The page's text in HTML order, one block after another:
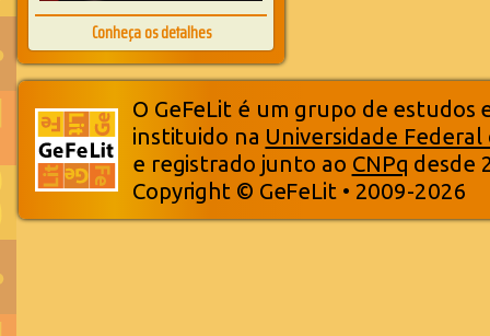
Conheça os detalhes
O GeFeLit é um grupo de estudos
instituido na Universidade Federal
e registrado junto ao CNPq desde
Copyright © GeFeLit • 2009-2026